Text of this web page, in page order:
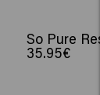
So Pure
35.95€